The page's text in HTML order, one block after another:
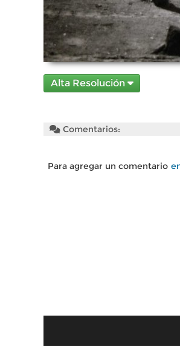
Alta Resolución
Comentarios:
Para agregar un comentario